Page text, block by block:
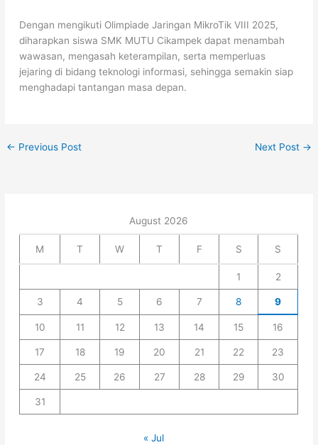
Dengan mengikuti Olimpiade Jaringan MikroTik VIII 2025,
diharapkan siswa SMK MUTU Cikampek dapat menambah
wawasan, mengasah keterampilan, serta memperluas
jejaring di bidang teknologi informasi, sehingga semakin siap
menghadapi tantangan masa depan.
← Previous Post Next Post →
August 2026
M T W T F S S
1 2
3 4 5 6 7 8 9
10 11 12 13 14 15 16
17 18 19 20 21 22 23
24 25 26 27 28 29 30
31
« Jul